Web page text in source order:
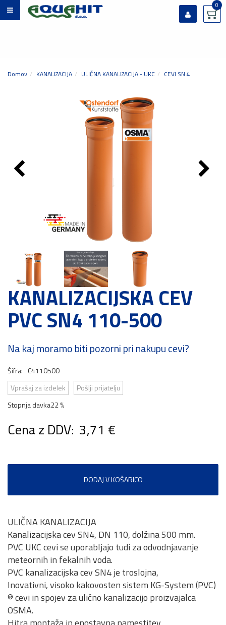
0
Domov KANALIZACIJA ULIČNA KANALIZACIJA - UKC CEVI SN 4
KANALIZACIJSKA CEV
PVC SN4 110-500
Na kaj moramo biti pozorni pri nakupu cevi?
Šifra: C4110500
Vprašaj za izdelek
Pošlji prijatelju
Stopnja davka22 %
Cena z DDV: 3,71 €
DODAJ V KOŠARICO
ULIČNA KANALIZACIJA
Kanalizacijska cev SN4, DN 110, dolžina 500 mm.
PVC UKC cevi se uporabljajo tudi za odvodnjavanje
meteornih in fekalnih voda.
PVC kanalizacijska cev SN4 je troslojna,
Inovativni, visoko kakovosten sistem KG-System (PVC)
® cevi in spojev za ulično kanalizacijo proizvajalca
OSMA.